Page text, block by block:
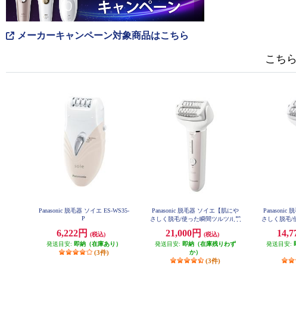
メーカーキャンペーン対象商品はこちら
こち
Panasonic 脱毛器 ソイエ ES-WS35-
P
6,222円
(税込)
発送目安: 即納（在庫あり）
(3件)
Panasonic 脱毛器 ソイエ【肌にや
さしく脱毛/使った瞬間ツルツル肌
ク】 ES-EY8A-P
21,000円
(税込)
発送目安: 即納（在庫残りわず
か）
(3件)
Panasonic
さしく脱毛/
ト
発送目安: